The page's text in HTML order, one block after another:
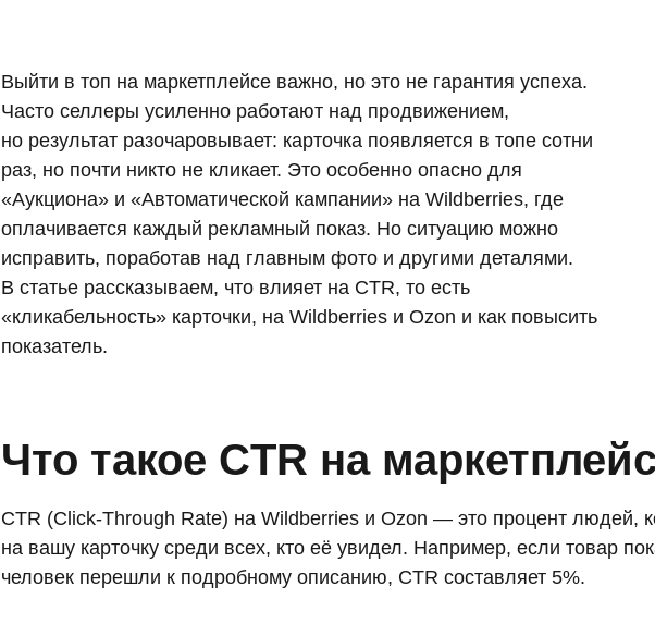
Выйти в топ на маркетплейсе важно, но это не гарантия успеха.
Часто селлеры усиленно работают над продвижением,
но результат разочаровывает: карточка появляется в топе сотни
раз, но почти никто не кликает. Это особенно опасно для
«Аукциона» и «Автоматической кампании» на Wildberries, где
оплачивается каждый рекламный показ. Но ситуацию можно
исправить, поработав над главным фото и другими деталями.
В статье рассказываем, что влияет на CTR, то есть
«кликабельность» карточки, на Wildberries и Ozon и как повысить
показатель.
Что такое CTR на
CTR (Click-Through Rate) на Wildberries и Ozon — это процент людей,
на вашу карточку среди всех, кто её увидел. Например, если товар
человек перешли к подробному описанию, CTR составляет 5%.